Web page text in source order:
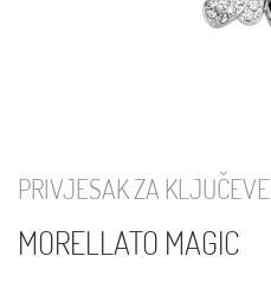
PRIVJESAK ZA KLJUČEVE
MORELLATO MAGIC